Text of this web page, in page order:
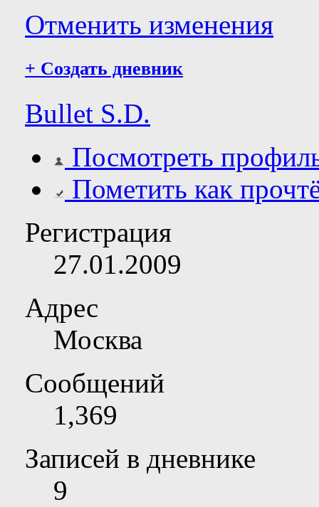
Отменить изменения
+ Создать дневник
Bullet S.D.
Посмотреть
Пометить как
Регистрация
27.01.2009
Адрес
Москва
Сообщений
1,369
Записей в дневнике
9